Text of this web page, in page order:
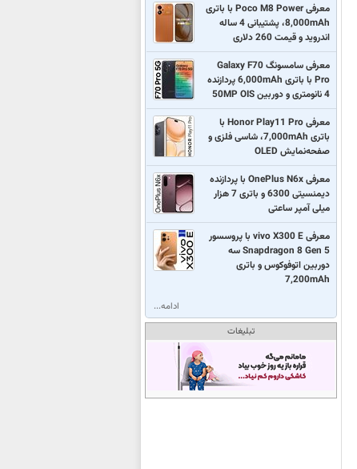
معرفی Poco M8 Power با باتری
8,000mAh، پشتیبانی 4 ساله
اندروید و قیمت 260 دلاری
معرفی سامسونگ Galaxy F70
Pro با باتری 6,000mAh پردازنده
4 نانومتری و دوربین 50MP OIS
معرفی Honor Play11 Pro با
باتری 7,000mAh، شاسی فلزی و
صفحه‌نمایش OLED
معرفی OnePlus N6x با پردازنده
دیمنسیتی 6300 و باتری 7 هزار
میلی آمپر ساعتی
معرفی vivo X300 E با پروسسور
Snapdragon 8 Gen 5 سه
دوربین اتوفوکوس و باتری
7,200mAh
ادامه...
تبلیغات